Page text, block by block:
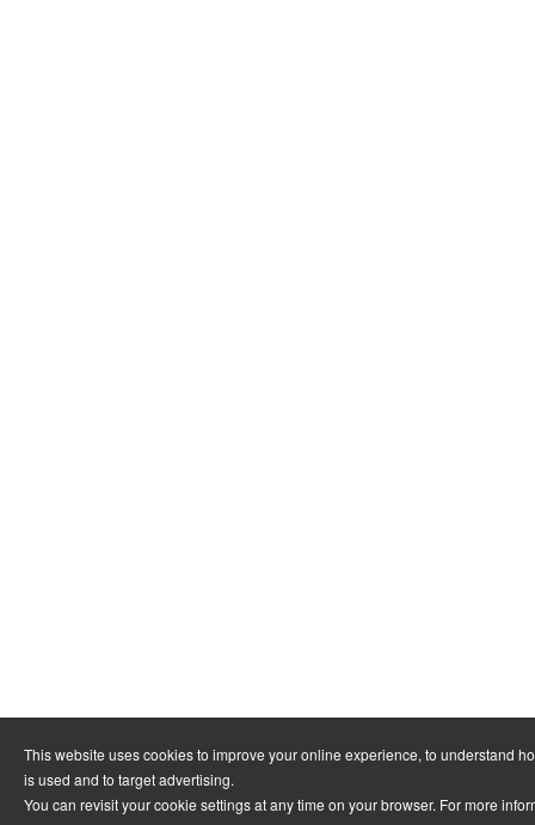
This website uses cookies to improve your online experience, to understand
is used and to target advertising.
You can revisit your cookie settings at any time on your browser. For more